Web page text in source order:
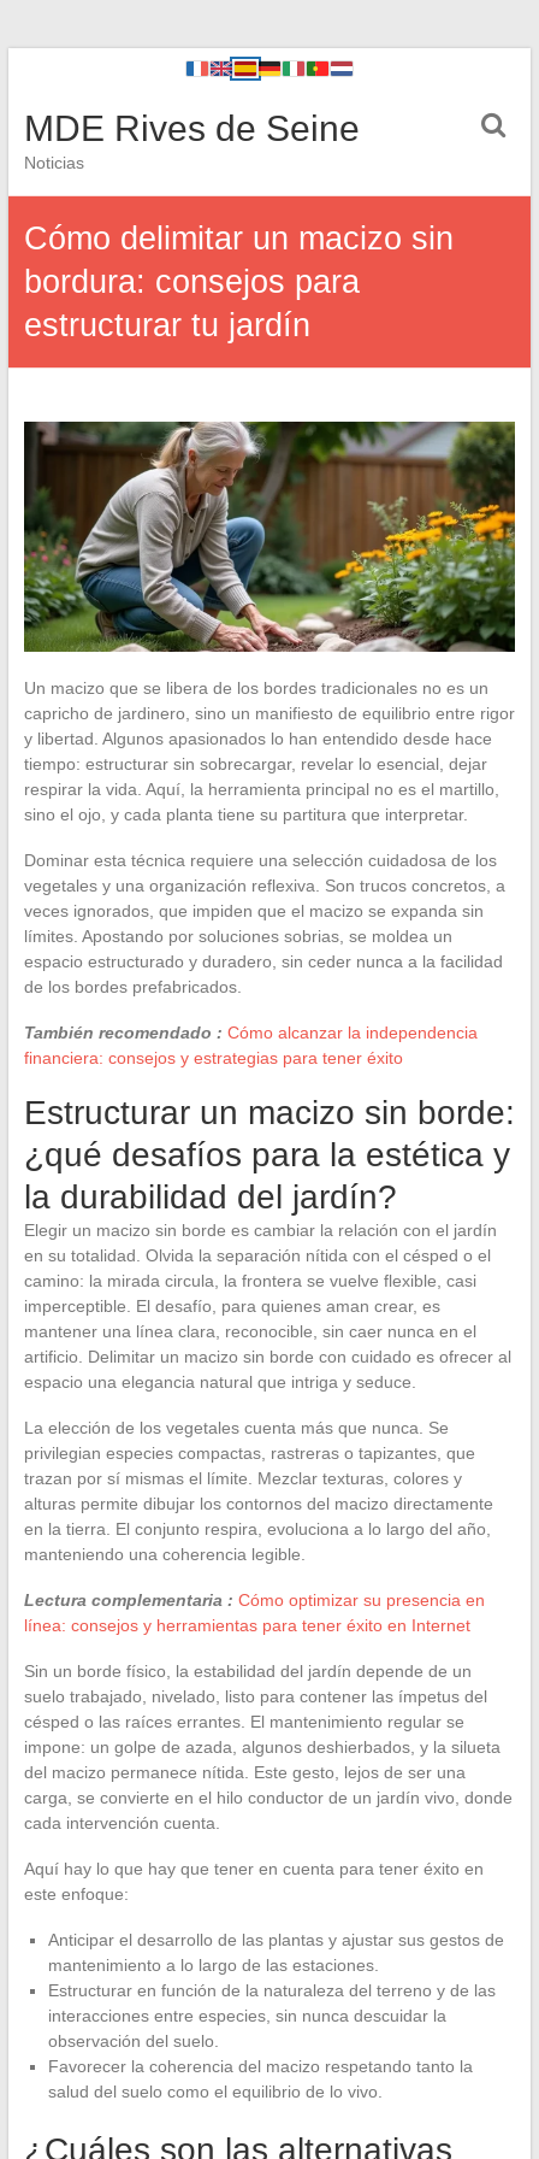
MDE Rives de Seine
Noticias
Cómo delimitar un macizo sin
bordura: consejos para
estructurar tu jardín
Un macizo que se libera de los bordes tradicionales no es un
capricho de jardinero, sino un manifiesto de equilibrio entre rigor
y libertad. Algunos apasionados lo han entendido desde hace
tiempo: estructurar sin sobrecargar, revelar lo esencial, dejar
respirar la vida. Aquí, la herramienta principal no es el martillo,
sino el ojo, y cada planta tiene su partitura que interpretar.
Dominar esta técnica requiere una selección cuidadosa de los
vegetales y una organización reflexiva. Son trucos concretos, a
veces ignorados, que impiden que el macizo se expanda sin
límites. Apostando por soluciones sobrias, se moldea un
espacio estructurado y duradero, sin ceder nunca a la facilidad
de los bordes prefabricados.
También recomendado : Cómo alcanzar la independencia
financiera: consejos y estrategias para tener éxito
Estructurar un macizo sin borde:
¿qué desafíos para la estética y
la durabilidad del jardín?
Elegir un macizo sin borde es cambiar la relación con el jardín
en su totalidad. Olvida la separación nítida con el césped o el
camino: la mirada circula, la frontera se vuelve flexible, casi
imperceptible. El desafío, para quienes aman crear, es
mantener una línea clara, reconocible, sin caer nunca en el
artificio. Delimitar un macizo sin borde con cuidado es ofrecer al
espacio una elegancia natural que intriga y seduce.
La elección de los vegetales cuenta más que nunca. Se
privilegian especies compactas, rastreras o tapizantes, que
trazan por sí mismas el límite. Mezclar texturas, colores y
alturas permite dibujar los contornos del macizo directamente
en la tierra. El conjunto respira, evoluciona a lo largo del año,
manteniendo una coherencia legible.
Lectura complementaria : Cómo optimizar su presencia en
línea: consejos y herramientas para tener éxito en Internet
Sin un borde físico, la estabilidad del jardín depende de un
suelo trabajado, nivelado, listo para contener las ímpetus del
césped o las raíces errantes. El mantenimiento regular se
impone: un golpe de azada, algunos deshierbados, y la silueta
del macizo permanece nítida. Este gesto, lejos de ser una
carga, se convierte en el hilo conductor de un jardín vivo, donde
cada intervención cuenta.
Aquí hay lo que hay que tener en cuenta para tener éxito en
este enfoque:
Anticipar el desarrollo de las plantas y ajustar sus gestos de
mantenimiento a lo largo de las estaciones.
Estructurar en función de la naturaleza del terreno y de las
interacciones entre especies, sin nunca descuidar la
observación del suelo.
Favorecer la coherencia del macizo respetando tanto la
salud del suelo como el equilibrio de lo vivo.
¿Cuáles son las alternativas